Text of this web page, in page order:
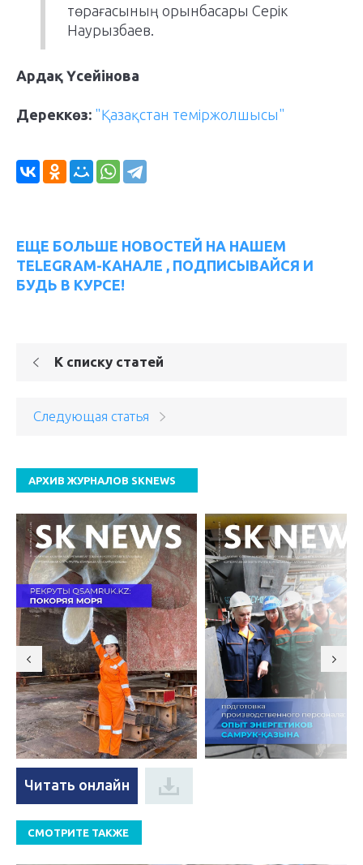
төрағасының орынбасары Серік
Наурызбаев.
Ардақ Үсейінова
Дереккөз: "Қазақстан теміржолшысы"
ЕЩЕ БОЛЬШЕ НОВОСТЕЙ НА НАШЕМ
TELEGRAM-КАНАЛЕ , ПОДПИСЫВАЙСЯ И
БУДЬ В КУРСЕ!
К списку статей
Следующая статья
АРХИВ ЖУРНАЛОВ SKNEWS
Читать онлайн
СМОТРИТЕ ТАКЖЕ